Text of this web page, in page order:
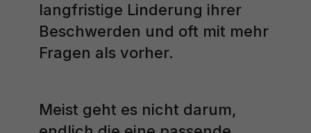
langfristige Linderung ihrer
Beschwerden und oft mit mehr
Fragen als vorher.
Meist geht es nicht darum,